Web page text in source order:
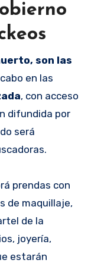
son las
en las
, con acceso
difundida por
será
prendas con
de maquillaje,
de la
joyería,
estarán